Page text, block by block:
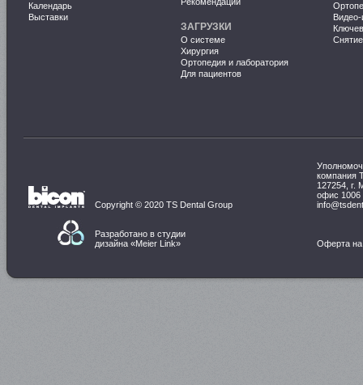
Календарь
Выставки
ЗАГРУЗКИ
О системе
Хирургия
Ортопедия и лаборатория
Для пациентов
Видео-
Copyright © 2020 TS Dental Group
компания
127254, г.
офис 1006
Разработано в студии
дизайна «Meier Link» Оферта на